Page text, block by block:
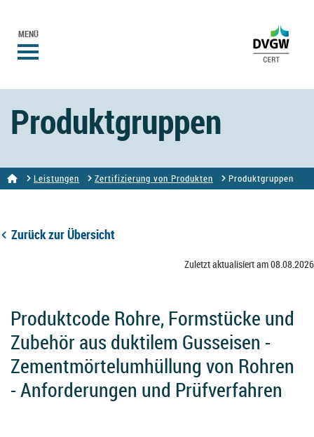
MENÜ
Produktgruppen
Leistungen Zertifizierung von Produkten Produktgruppen
Zurück zur Übersicht
Zuletzt aktualisiert am 08.08.2026
Produktcode Rohre, Formstücke und
Zubehör aus duktilem Gusseisen -
Zementmörtelumhüllung von Rohren
- Anforderungen und Prüfverfahren